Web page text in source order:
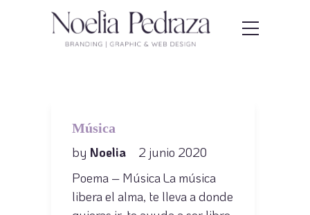
Música
by Noelia
2 junio 2020
Poema – Música La música
libera el alma, te lleva a donde